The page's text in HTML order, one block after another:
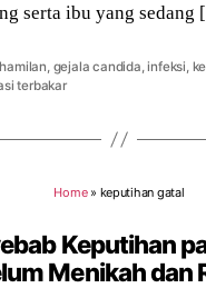
serta ibu yang
, gejala candida, infeksi,
terbakar
Home» keputihan gatal
Keputihan
Menikah